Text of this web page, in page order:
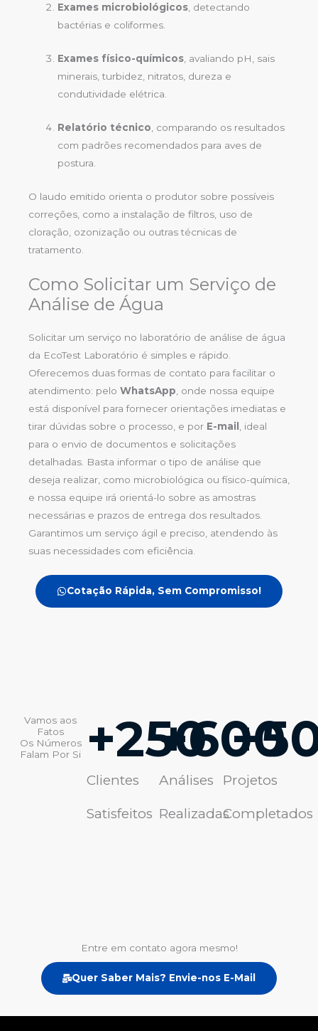
Exames microbiológicos , detectando
bactérias e coliformes.
Exames físico-químicos , avaliando pH, sais
minerais, turbidez, nitratos, dureza e
condutividade elétrica.
Relatório técnico , comparando os resultados
com padrões recomendados para aves de
postura.
O laudo emitido orienta o produtor sobre possíveis
correções, como a instalação de filtros, uso de
cloração, ozonização ou outras técnicas de
tratamento.
Como Solicitar um Serviço de
Análise de Água
Solicitar um serviço no laboratório de análise de água
da EcoTest Laboratório é simples e rápido.
Oferecemos duas formas de contato para facilitar o
atendimento: pelo WhatsApp , onde nossa equipe
está disponível para fornecer orientações imediatas e
tirar dúvidas sobre o processo, e por E-mail , ideal
para o envio de documentos e solicitações
detalhadas. Basta informar o tipo de análise que
deseja realizar, como microbiológica ou físico-química,
e nossa equipe irá orientá-lo sobre as amostras
necessárias e prazos de entrega dos resultados.
Garantimos um serviço ágil e preciso, atendendo às
suas necessidades com eficiência.
Cotação Rápida, Sem Compromisso!
Vamos aos
Fatos
Os Números
Falam Por Si
Clientes
Satisfeitos
+250
Análises
Realizadas
+600
Projetos
Completados
+
Entre em contato agora mesmo!
Quer Saber Mais? Envie-nos E-Mail